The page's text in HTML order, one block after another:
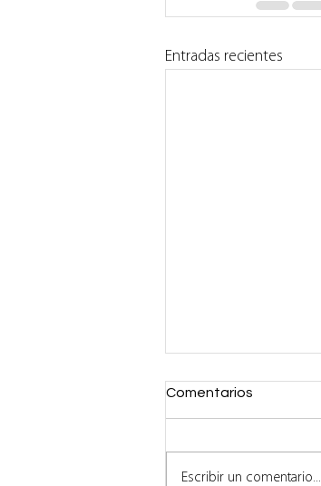
Entradas recientes
Comentarios
Escribir un comentario...